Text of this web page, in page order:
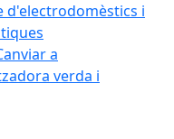
d'electrodomèstics i
a
verda i